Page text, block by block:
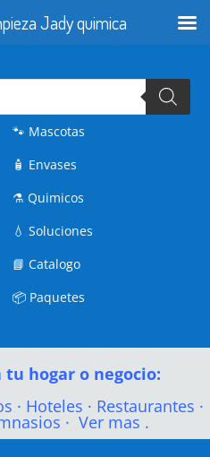
🐾 Mascotas
🧴 Envases
⚗️Quimicos
💧Soluciones
📘Catalogo
📦 Paquetes
tu hogar o negocio:
· Hoteles · Restaurantes ·
· Ver mas .
Jady quimica